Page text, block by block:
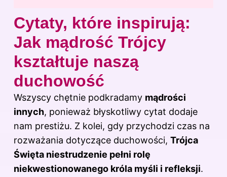
Cytaty, które inspirują:
Jak mądrość Trójcy
kształtuje naszą
duchowość
Wszyscy chętnie podkradamy mądrości
innych, ponieważ błyskotliwy cytat dodaje
nam prestiżu. Z kolei, gdy przychodzi czas na
rozważania dotyczące duchowości, Trójca
Święta niestrudzenie pełni rolę
niekwestionowanego króla myśli i refleksji.